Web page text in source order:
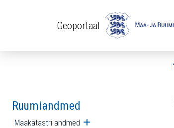
Geoportaal
Ruumiandmed
Maakatastri andmed Ava alammenüü